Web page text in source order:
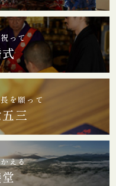
って
を願って
三
える